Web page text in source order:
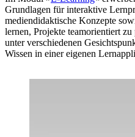
Grundlagen für interaktive
mediendidaktische Konzepte
lernen, Projekte teamorientiert
unter verschiedenen
Wissen in einer eigenen